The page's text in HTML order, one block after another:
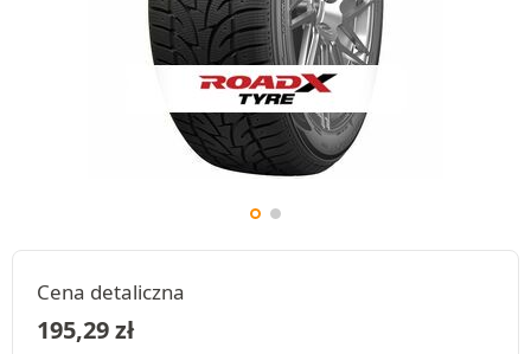
Cena detaliczna
195,29zł